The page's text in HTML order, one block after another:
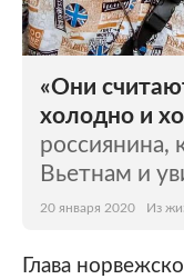
«Они
холодно и
россиянина,
Вьетнам и
20 января 2020 Из
Глава